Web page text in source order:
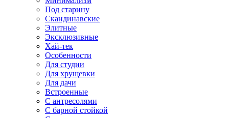
Под старину
Скандинавские
Элитные
Эксклюзивные
Хай-тек
Особенности
Для студии
Для хрущевки
Для дачи
Встроенные
С антресолями
С барной стойкой